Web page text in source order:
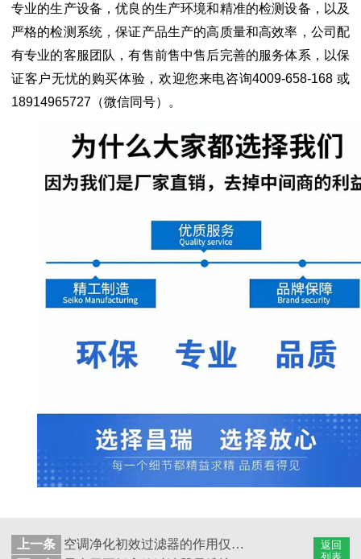
专业的生产设备，优良的生产环境和精准的检测设备，以及
严格的检测系统，保证产品生产的高质量和高效率，公司配
有专业的客服团队，有售前售中售后完善的服务体系，以保
证客户无忧的购买体验，欢迎您来电咨询4009-658-168 或
18914965727（微信同号）。
返回
上一条
空调净化初效过滤器的作用仅仅是过滤吗？